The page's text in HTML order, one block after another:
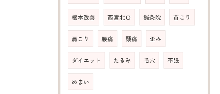
根本改善 西宮北口 鍼灸院 首こり
肩こり 腰痛 頭痛 歪み
ダイエット たるみ 毛穴 不眠
めまい